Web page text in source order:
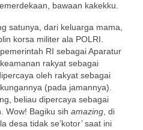
bawaan kakekku.
satunya, dari keluarga mama,
korsa militer ala POLRI.
RI sebagai Aparatur
rakyat sebagai
oleh rakyat sebagai
(pada jamannya).
beliau dipercaya sebagai
Wow! Bagiku sih amazing, di
desa tidak se’kotor’ saat ini